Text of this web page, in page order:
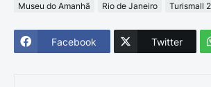
Museu do Amanhã
Rio de Janeiro Turismall
Facebook Twitter